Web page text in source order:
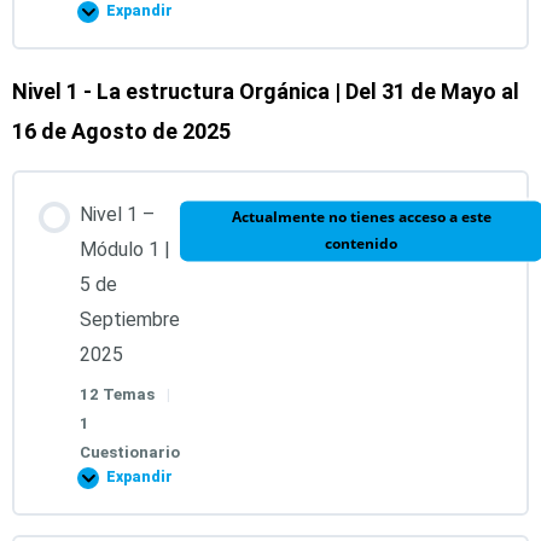
Expandir
Contenido de la Lección
0% COMPLETADO 0/1 pasos
Grabación de la introducción al Diplomado
Evaluación Inicial
Nivel 1 - La estructura Orgánica | Del 31 de Mayo al
16 de Agosto de 2025
Nivel 1 –
Módulo 1 |
5 de
Septiembre
2025
12 Temas
|
1
Cuestionario
Actualmente no tienes acceso a este
contenido
Expandir